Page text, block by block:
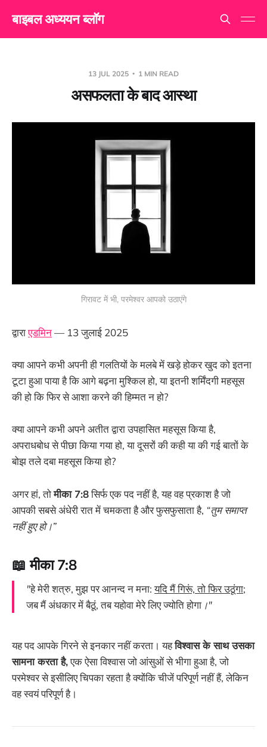
बाइबल अध्ययन ब्लॉग
13 JUL 2025 1 MIN READ
असफलता के बाद आस्था
गिरावट में भी, परमेश्वर आपको उठाएंगे
द्वाराएडमिन— 13 जुलाई 2025
क्या आपने कभी अपनी ही गलतियों के मलबे में खड़े होकर खुद को इतना
टूटा हुआ पाया है कि आगे बढ़ना मुश्किल हो, या इतनी शर्मिंदगी महसूस
की हो कि फिर से आशा करने की हिम्मत न हो?
क्या आपने कभी अपने अतीत द्वारा उपहासित महसूस किया है,
अपराधबोध से पीछा किया गया हो, या दूसरों की कही या की गई बातों के
बोझ तले दबा महसूस किया हो?
अगर हां, तोमीका 7:8सिर्फ एक पद नहीं है, यह वह प्रकाश है जो
आपकी सबसे अंधेरी रात में चमकता है और फुसफुसाता है, “तुम समाप्त
नहीं हुए हो।”
📖 मीका 7:8
"हे मेरी शत्रु, मुझ पर आनन्द न मना:यदि मैं गिरूं, तो फिर उठूंगा;
जब मैं अंधकार में बैठूं, तब यहोवा मेरे लिए ज्योति होगा ।"
यह पद आपके गिरने से इनकार नहीं करता। यहविश्वास के साथ उसका
सामना करता है,एक ऐसा विश्वास जो आंसुओं से भीगा हुआ है, जो
परमेश्वर से इसीलिए चिपका रहता है क्योंकि चीजें परिपूर्ण नहीं हैं, लेकिन
वह स्वयं परिपूर्ण है।